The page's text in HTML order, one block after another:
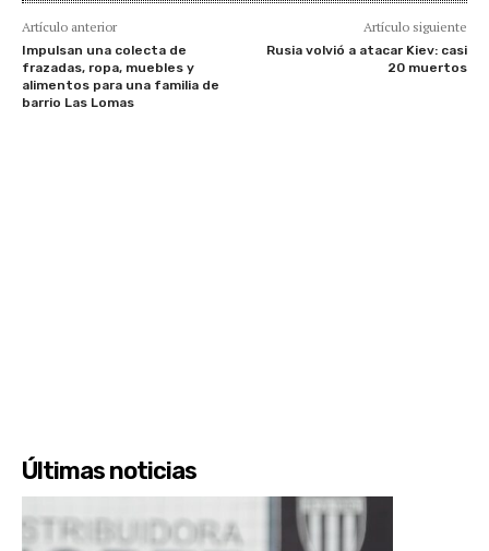
Artículo anterior
Impulsan una colecta de
frazadas, ropa, muebles y
alimentos para una familia de
barrio Las Lomas
Artículo siguiente
Rusia volvió a atacar Kiev: casi
20 muertos
Últimas noticias